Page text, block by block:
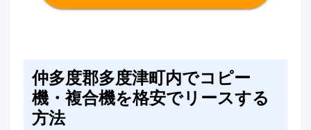
仲多度郡多度津町内でコピー
機・複合機を格安でリースする
方法